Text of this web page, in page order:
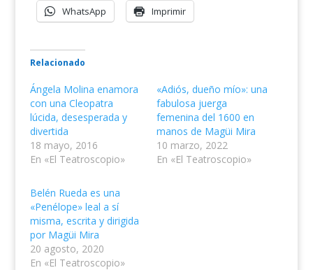
WhatsApp Imprimir
Relacionado
Ángela Molina enamora
con una Cleopatra
lúcida, desesperada y
divertida
18 mayo, 2016
En «El Teatroscopio»
«Adiós, dueño mío»: una
fabulosa juerga
femenina del 1600 en
manos de Magüi Mira
10 marzo, 2022
En «El Teatroscopio»
Belén Rueda es una
«Penélope» leal a sí
misma, escrita y dirigida
por Magüi Mira
20 agosto, 2020
En «El Teatroscopio»